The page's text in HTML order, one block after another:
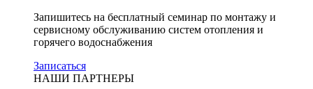
Запишитесь на бесплатный семинар по монтажу и
сервисному обслуживанию систем отопления и
горячего водоснабжения
Записаться
НАШИ ПАРТНЕРЫ